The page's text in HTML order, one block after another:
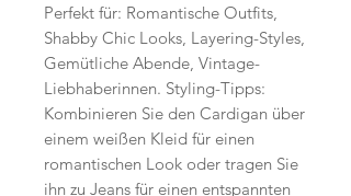
Perfekt für: Romantische Outfits,
Shabby Chic Looks, Layering-Styles,
Gemütliche Abende, Vintage-
Liebhaberinnen. Styling-Tipps:
Kombinieren Sie den Cardigan über
einem weißen Kleid für einen
romantischen Look oder tragen Sie
ihn zu Jeans für einen entspannten